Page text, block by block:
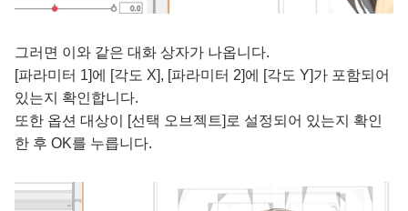
그러면 이와 같은 대화 상자가 나옵니다.
[파라미터 1]에 [각도 X], [파라미터 2]에 [각도 Y]가 포함되어
있는지 확인합니다.
또한 옵션 대상이 [선택 오브젝트]로 설정되어 있는지 확인
한 후 OK를 누릅니다.